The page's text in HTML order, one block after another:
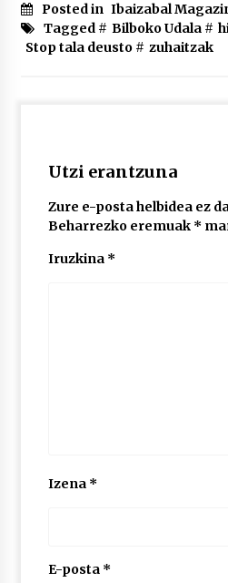
2026/07/03
MUSIBLA #297:
Posted in Ibaizabal
Tagged # Bilboko Udala#
Stop tala deusto# zuhaitzak
Utzi erantzuna
Zure e-posta helbidea ez
Beharrezko eremuak *
Iruzkina *
Izena *
E-posta *